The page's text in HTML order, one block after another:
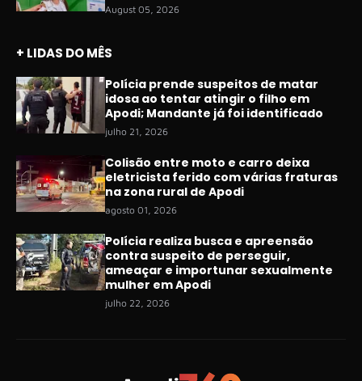
August 05, 2026
+ LIDAS DO MÊS
Polícia prende suspeitos de matar
idosa ao tentar atingir o filho em
Apodi; Mandante já foi identificado
julho 21, 2026
Colisão entre moto e carro deixa
eletricista ferido com várias fraturas
na zona rural de Apodi
agosto 01, 2026
Polícia realiza busca e apreensão
contra suspeito de perseguir,
ameaçar e importunar sexualmente
mulher em Apodi
julho 22, 2026